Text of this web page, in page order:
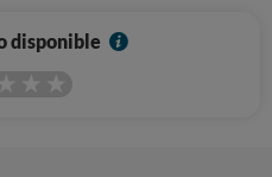
disponible
I